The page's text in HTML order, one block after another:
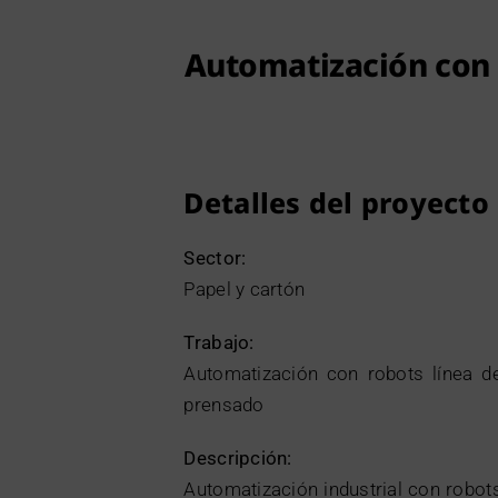
Automatización
Detalles del proyecto
Sector:
Papel y cartón
Trabajo:
Automatización con robots línea
prensado
Descripción:
Automatización industrial con